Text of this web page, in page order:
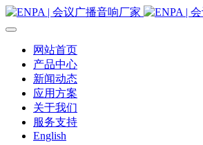
网站首页
产品中心
新闻动态
应用方案
关于我们
服务支持
English